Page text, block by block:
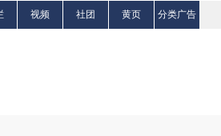
视频 社团 黄页 分类广告